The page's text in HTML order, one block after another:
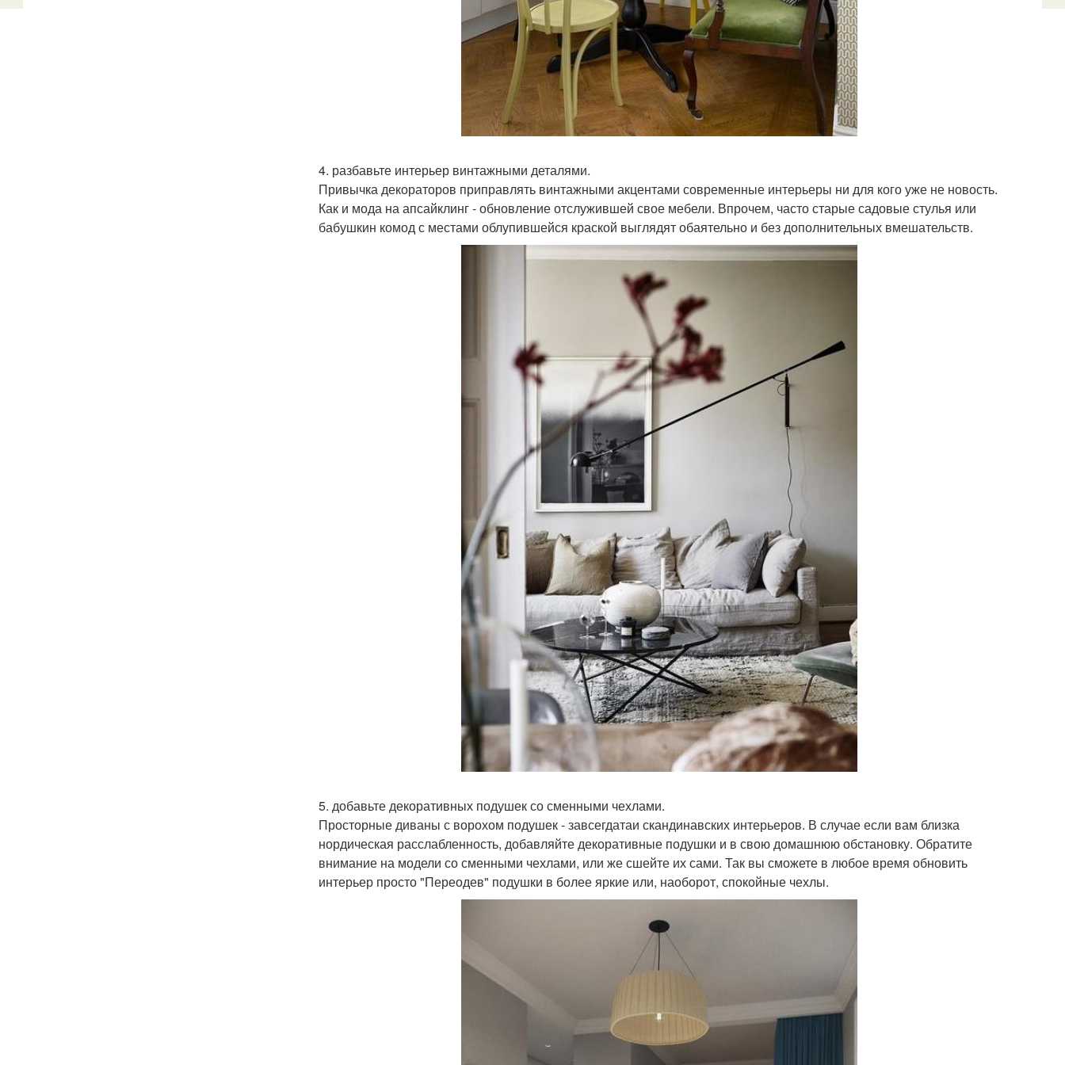
4. разбавьте интерьер винтажными деталями.
Привычка декораторов приправлять винтажными акцентами современные интерьеры ни для кого уже не новость.
Как и мода на апсайклинг - обновление отслужившей свое мебели. Впрочем, часто старые садовые стулья или
бабушкин комод с местами облупившейся краской выглядят обаятельно и без дополнительных вмешательств.
5. добавьте декоративных подушек со сменными чехлами.
Просторные диваны с ворохом подушек - завсегдатаи скандинавских интерьеров. В случае если вам близка
нордическая расслабленность, добавляйте декоративные подушки и в свою домашнюю обстановку. Обратите
внимание на модели со сменными чехлами, или же сшейте их сами. Так вы сможете в любое время обновить
интерьер просто "Переодев" подушки в более яркие или, наоборот, спокойные чехлы.